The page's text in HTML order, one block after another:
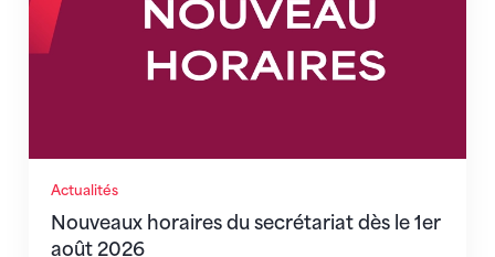
Actualités
Nouveaux horaires du secrétariat dès le 1er
août 2026